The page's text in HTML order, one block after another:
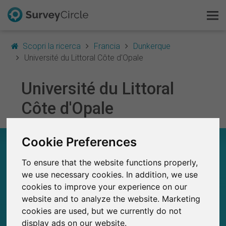
Cookie Preferences
To ensure that the website functions properly,
we use necessary cookies. In addition, we use
cookies to improve your experience on our
website and to analyze the website. Marketing
cookies are used, but we currently do not
display ads on our website.
Scopri la ricerca Francia
Dunkerque
Université du Littoral Côte d'Opale
Université du Littoral
Côte d'Opale
UNIVERSITÉ DU LITTORAL CÔTE D'OPALE – A
26
Studi pubblicati in precedenza su
SurveyCircle
0
Studi attualmente pubblicati su SurveyCircle
Questo è SurveyCircle
Survey Ranking
Scopri la ricerca
FAQ
Registrati gratis
Accedi